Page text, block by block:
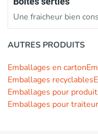
Une fraicheur bien
AUTRES PRODUITS
Emballages en carton
Emballages recyclables
Emballages pour
Emballages pour